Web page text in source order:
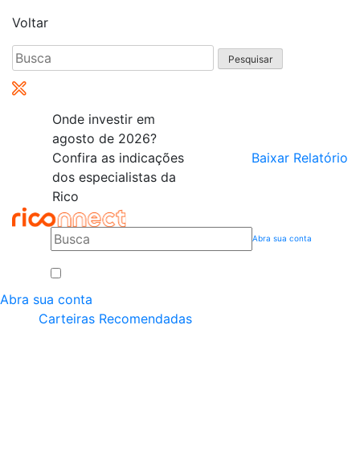
Voltar
Pesquisar
por:
Onde investir em
agosto de 2026?
Confira as indicações
dos especialistas da
Rico
Baixar Relatório
Abra sua conta
Abra sua conta
Carteiras Recomendadas